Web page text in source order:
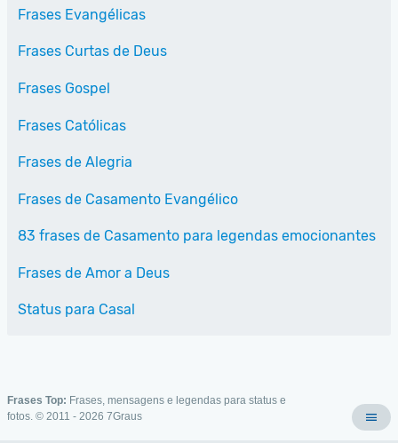
Frases Evangélicas
Frases Curtas de Deus
Frases Gospel
Frases Católicas
Frases de Alegria
Frases de Casamento Evangélico
83 frases de Casamento para legendas emocionantes
Frases de Amor a Deus
Status para Casal
Frases Top: Frases, mensagens e legendas para status e
fotos. © 2011 - 2026 7Graus